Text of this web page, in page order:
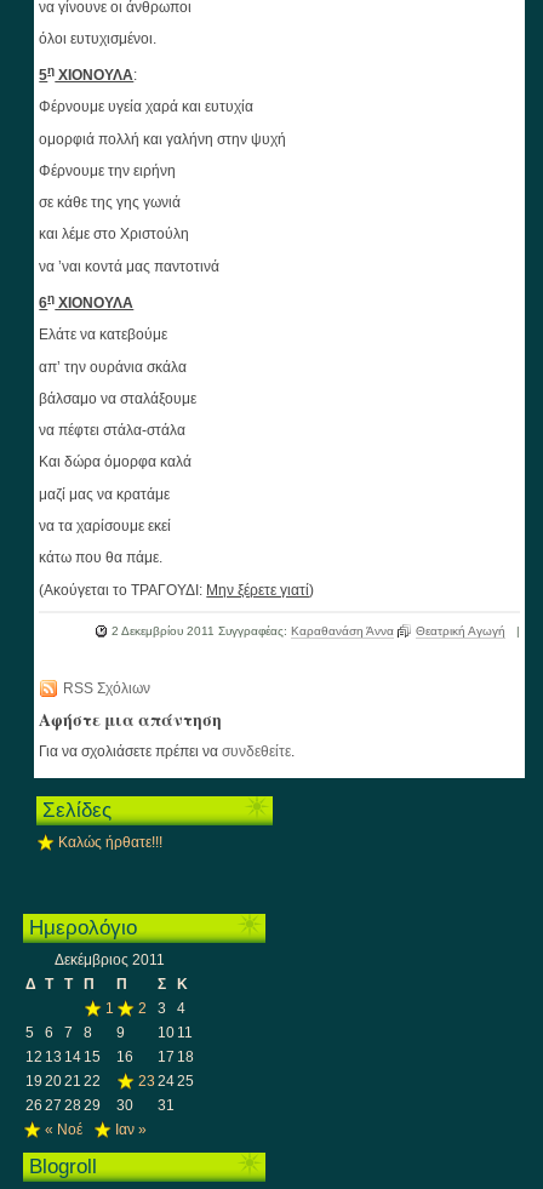
να γίνουνε οι άνθρωποι
όλοι ευτυχισμένοι.
5η ΧΙΟΝΟΥΛΑ:
Φέρνουμε υγεία χαρά και ευτυχία
ομορφιά πολλή και γαλήνη στην ψυχή
Φέρνουμε την ειρήνη
σε κάθε της γης γωνιά
και λέμε στο Χριστούλη
να ’ναι κοντά μας παντοτινά
6η ΧΙΟΝΟΥΛΑ
Ελάτε να κατεβούμε
απ’ την ουράνια σκάλα
βάλσαμο να σταλάξουμε
να πέφτει στάλα-στάλα
Και δώρα όμορφα καλά
μαζί μας να κρατάμε
να τα χαρίσουμε εκεί
κάτω που θα πάμε.
(Ακούγεται το ΤΡΑΓΟΥΔΙ: Μην ξέρετε γιατί)
2 Δεκεμβρίου 2011 Συγγραφέας: Καραθανάση Άννα Θεατρική Αγωγή |
RSS Σχόλιων
Αφήστε μια απάντηση
Για να σχολιάσετε πρέπει νασυνδεθείτε.
Σελίδες
Καλώς ήρθατε!!!
Ημερολόγιο
Δεκέμβριος 2011
Δ
Τ Τ Π Π Σ
Κ
1
2 3
4
5
6 7 8 9 10 11
12 13 14 15 16 17 18
19 2021 22 23 2425
26 27 2829 30
31
« Νοέ
Ιαν »
Blogroll